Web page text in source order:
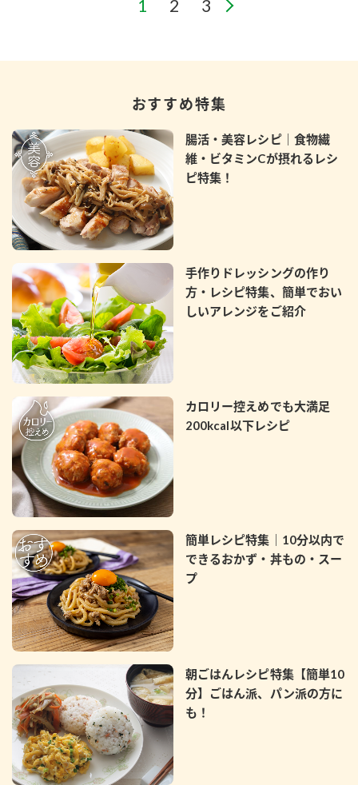
おすすめ特集
腸活・美容レシピ｜食物繊
維・ビタミンCが摂れるレシ
ピ特集！
手作りドレッシングの作り
方・レシピ特集、簡単でおい
しいアレンジをご紹介
カロリー控えめでも大満足
200kcal以下レシピ
簡単レシピ特集｜10分以内で
できるおかず・丼もの・スー
プ
朝ごはんレシピ特集【簡単10
分】ごはん派、パン派の方に
も！